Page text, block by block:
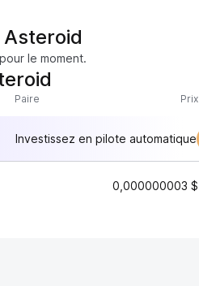
le moment.
Paire Prix
Investissez en pilote automatique
0,000000003 $